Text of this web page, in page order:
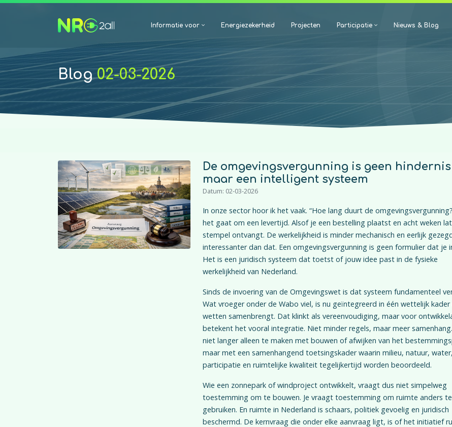
Informatie voor Energiezekerheid Projecten Participatie Nieuws & Blog
Blog02-03-2026
De omgevingsvergunning is geen hindernis
maar een intelligent systeem
Datum: 02-03-2026
In onze sector hoor ik het vaak. “Hoe lang duurt de
het gaat om een levertijd. Alsof je een bestelling plaatst en acht weken
stempel ontvangt. De werkelijkheid is minder mechanisch en eerlijk
interessanter dan dat. Een omgevingsvergunning is geen formulier dat je
Het is een juridisch systeem dat toetst of jouw idee past in de fysieke
werkelijkheid van Nederland.
Sinds de invoering van de Omgevingswet is dat systeem fundamenteel
Wat vroeger onder de Wabo viel, is nu geïntegreerd in één wettelijk
wetten samenbrengt. Dat klinkt als vereenvoudiging, maar voor
betekent het vooral integratie. Niet minder regels, maar meer
niet langer alleen te maken met bouwen of afwijken van het
maar met een samenhangend toetsingskader waarin milieu, natuur, water,
participatie en ruimtelijke kwaliteit tegelijkertijd worden beoordeeld.
Wie een zonnepark of windproject ontwikkelt, vraagt dus niet simpelweg
toestemming om te bouwen. Je vraagt toestemming om ruimte anders te
gebruiken. En ruimte in Nederland is schaars, politiek gevoelig en juridisch
beschermd. De kernvraag die onder elke aanvraag ligt, is of het initiatief